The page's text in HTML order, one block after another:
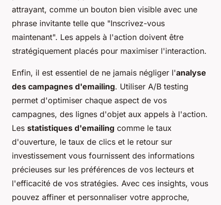
attrayant, comme un bouton bien visible avec une
phrase invitante telle que "Inscrivez-vous
maintenant". Les appels à l'action doivent être
stratégiquement placés pour maximiser l'interaction.
Enfin, il est essentiel de ne jamais négliger l'analyse
des campagnes d'emailing. Utiliser A/B testing
permet d'optimiser chaque aspect de vos
campagnes, des lignes d'objet aux appels à l'action.
Les statistiques d'emailing comme le taux
d'ouverture, le taux de clics et le retour sur
investissement vous fournissent des informations
précieuses sur les préférences de vos lecteurs et
l'efficacité de vos stratégies. Avec ces insights, vous
pouvez affiner et personnaliser votre approche,